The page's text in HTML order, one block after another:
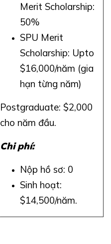
Merit Scholarship:
50%
SPU Merit
Scholarship: Upto
$16,000/năm (gia
hạn từng năm)
Postgraduate: $2,000
cho năm đầu.
Chi phí:
Nộp hồ sơ: 0
Sinh hoạt:
$14,500/năm.